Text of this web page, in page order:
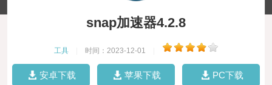
snap加速器4.2.8
工具 时间：2023-12-01
安卓下载 苹果下载 PC下载